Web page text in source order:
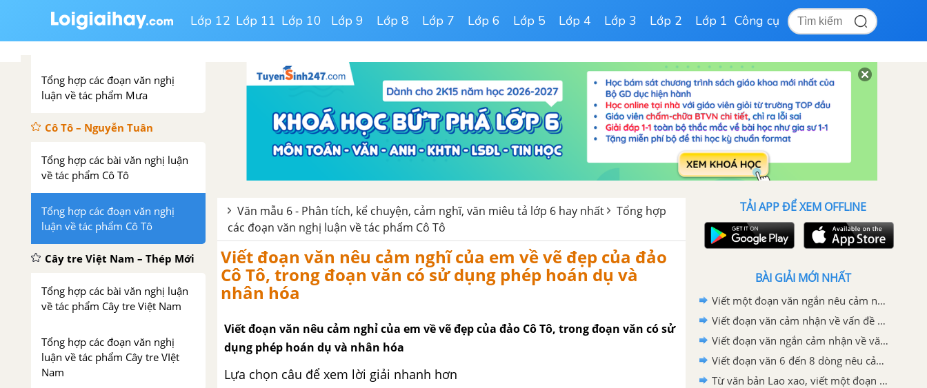
Lớp 12 Lớp 11 Lớp 10 Lớp 9 Lớp 8 Lớp 7 Lớp 6 Lớp 5 Lớp 4 Lớp 3 Lớp 2 Lớp 1 Công cụ
Tổng hợp các bài văn nghị luận
về tác phẩm Mưa
Tổng hợp các đoạn văn nghị
luận về tác phẩm Mưa
Cô Tô – Nguyễn Tuân
Tổng hợp các bài văn nghị luận
về tác phẩm Cô Tô
Tổng hợp các đoạn văn nghị
luận về tác phẩm Cô Tô
Cây tre Việt Nam – Thép Mới
Tổng hợp các bài văn nghị luận
về tác phẩm Cây tre Việt Nam
Tổng hợp các đoạn văn nghị
luận về tác phẩm Cây tre VIệt
Nam
Văn mẫu 6 - Phân tích, kể chuyện, cảm nghĩ, văn miêu tả lớp 6 hay nhất
Tổng hợp
các đoạn văn nghị luận về tác phẩm Cô Tô
Viết đoạn văn nêu cảm nghĩ của em về vẽ đẹp của đảo
Cô Tô, trong đoạn văn có sử dụng phép hoán dụ và
nhân hóa
Viết đoạn văn nêu cảm nghỉ của em về vẽ đẹp của đảo Cô Tô, trong đoạn văn có sử
dụng phép hoán dụ và nhân hóa
Lựa chọn câu để xem lời giải nhanh hơn
TẢI APP ĐỂ XEM OFFLINE
BÀI GIẢI MỚI NHẤT
Viết một đoạn văn ngắn nêu cảm nghĩ của em về động Phong Nha
Viết đoạn văn cảm nhận về vấn đề được đặt ra trong văn bản Bức thư của thủ lĩnh da đỏ
Viết đoạn văn ngắn cảm nhận về văn bản "Bức thư của thủ lĩnh da đỏ"
Viết đoạn văn 6 đến 8 dòng nêu cảm nhận của em sau khi học xong văn bản Lao xao
Từ văn bản Lao xao, viết một đoạn văn tả khu vườn vào buổi sáng